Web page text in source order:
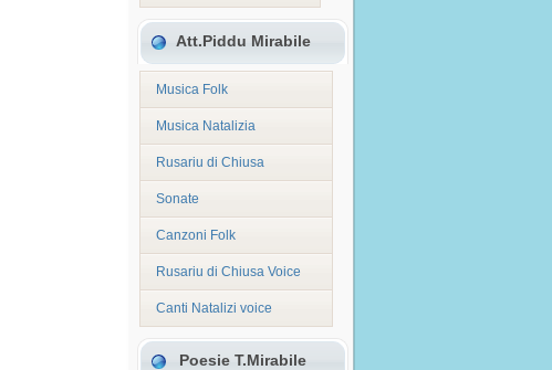
Att.Piddu Mirabile
Musica Folk
Musica Natalizia
Rusariu di Chiusa
Sonate
Canzoni Folk
Rusariu di Chiusa Voice
Canti Natalizi voice
Poesie T.Mirabile